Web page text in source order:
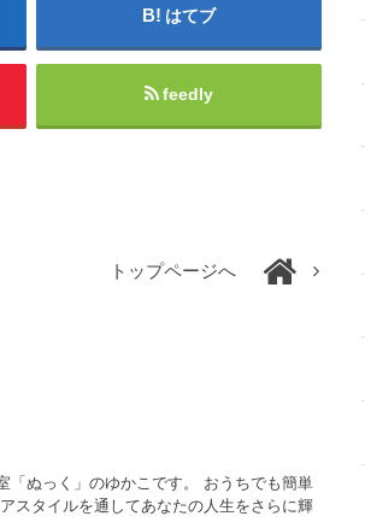
はてブ
feedly
トップページへ
ぬっく」のゆかこです。 おうちでも簡単
スタイルを通してあなたの人生をさらに輝